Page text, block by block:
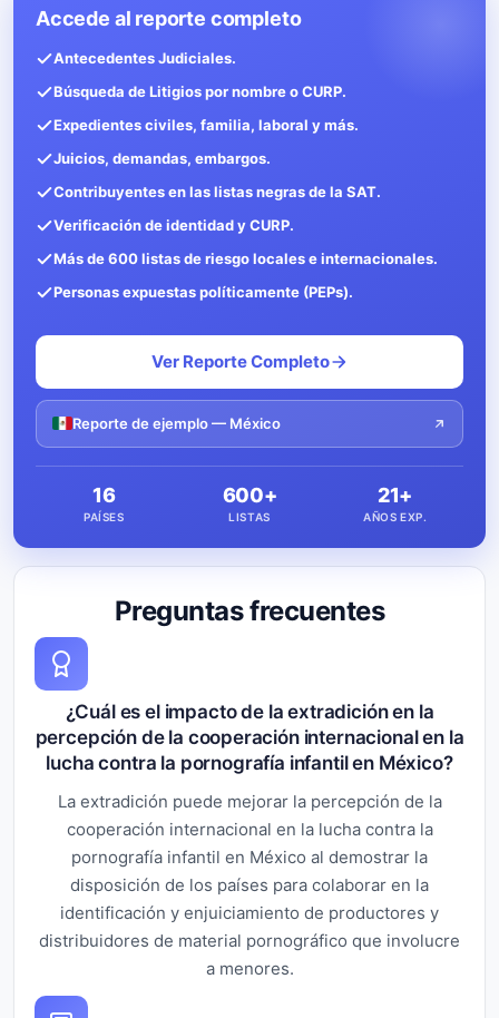
Preguntas frecuentes
¿Cuál es el impacto de la extradición en la
percepción de la cooperación internacional en la
lucha contra la pornografía infantil en México?
La extradición puede mejorar la percepción de la
cooperación internacional en la lucha contra la
pornografía infantil en México al demostrar la
disposición de los países para colaborar en la
identificación y enjuiciamiento de productores y
distribuidores de material pornográfico que involucre
a menores.
Accede al reporte completo
Antecedentes Judiciales.
Búsqueda de Litigios por nombre o CURP.
Expedientes civiles, familia, laboral y más.
Juicios, demandas, embargos.
Contribuyentes en las listas negras de la SAT.
Verificación de identidad y CURP.
Más de 600 listas de riesgo locales e internacionales.
Personas expuestas políticamente (PEPs).
Ver Reporte Completo
Reporte de ejemplo — México
16
PAÍSES
600+
LISTAS
21+
AÑOS EXP.